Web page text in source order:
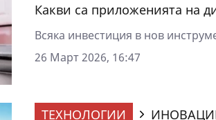
Какви са приложенията на
Всяка инвестиция в нов
26 Март 2026, 16:47
ТЕХНОЛОГИИ